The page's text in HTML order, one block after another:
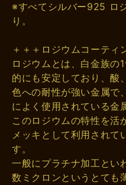
※すべてシルバー925 ロ
り。
＋＋＋ロジウムコーティ
ロジウムとは、白金族の
的にも安定しており、酸
色への耐性が強い金属で
によく使用されている金
このロジウムの特性を活
メッキとして利用されて
す。
一般にプラチナ加工とい
数ミクロンというとても